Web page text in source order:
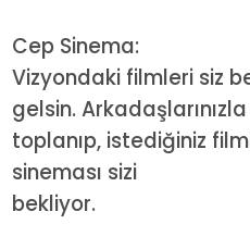
Cep Sinema:
Vizyondaki filmleri siz
gelsin. Arkadaşlarınızla
toplanıp, istediğiniz
sineması sizi
bekliyor.